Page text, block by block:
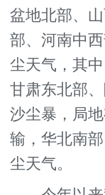
盆地北部、
部、河南中
尘天气，其
甘肃东北部
沙尘暴，局
输，华北南
尘天气。